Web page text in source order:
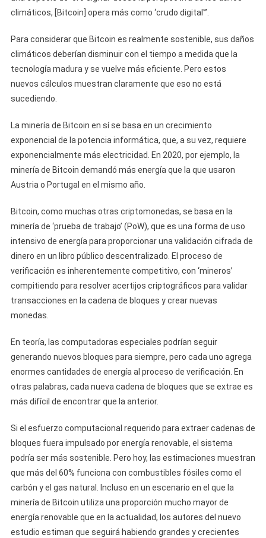
climáticos, [Bitcoin] opera más como ‘crudo digital'”.
Para considerar que Bitcoin es realmente sostenible, sus daños
climáticos deberían disminuir con el tiempo a medida que la
tecnología madura y se vuelve más eficiente. Pero estos
nuevos cálculos muestran claramente que eso no está
sucediendo.
La minería de Bitcoin en sí se basa en un crecimiento
exponencial de la potencia informática, que, a su vez, requiere
exponencialmente más electricidad. En 2020, por ejemplo, la
minería de Bitcoin demandó más energía que la que usaron
Austria o Portugal en el mismo año.
Bitcoin, como muchas otras criptomonedas, se basa en la
minería de ‘prueba de trabajo’ (PoW), que es una forma de uso
intensivo de energía para proporcionar una validación cifrada de
dinero en un libro público descentralizado. El proceso de
verificación es inherentemente competitivo, con ‘mineros’
compitiendo para resolver acertijos criptográficos para validar
transacciones en la cadena de bloques y crear nuevas
monedas.
En teoría, las computadoras especiales podrían seguir
generando nuevos bloques para siempre, pero cada uno agrega
enormes cantidades de energía al proceso de verificación. En
otras palabras, cada nueva cadena de bloques que se extrae es
más difícil de encontrar que la anterior.
Si el esfuerzo computacional requerido para extraer cadenas de
bloques fuera impulsado por energía renovable, el sistema
podría ser más sostenible. Pero hoy, las estimaciones muestran
que más del 60% funciona con combustibles fósiles como el
carbón y el gas natural. Incluso en un escenario en el que la
minería de Bitcoin utiliza una proporción mucho mayor de
energía renovable que en la actualidad, los autores del nuevo
estudio estiman que seguirá habiendo grandes y crecientes